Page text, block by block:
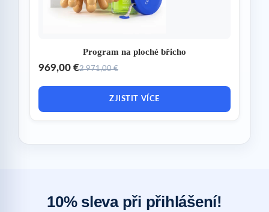
Program na ploché břicho
969,00 €2 971,00 €
ZJISTIT VÍCE
10% sleva při přihlášení!